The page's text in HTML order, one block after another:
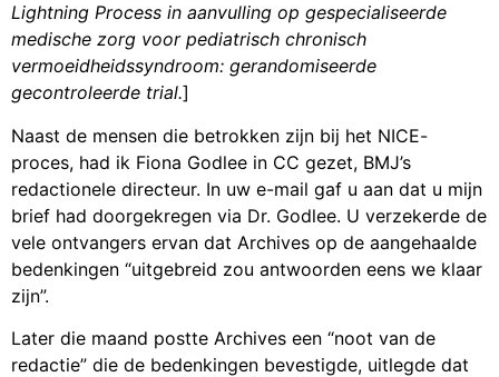
Lightning Process in aanvulling op gespecialiseerde
medische zorg voor pediatrisch chronisch
vermoeidheidssyndroom: gerandomiseerde
gecontroleerde trial.]
Naast de mensen die betrokken zijn bij het NICE-
proces, had ik Fiona Godlee in CC gezet, BMJ’s
redactionele directeur. In uw e-mail gaf u aan dat u mijn
brief had doorgekregen via Dr. Godlee. U verzekerde de
vele ontvangers ervan dat Archives op de aangehaalde
bedenkingen “uitgebreid zou antwoorden eens we klaar
zijn”.
Later die maand postte Archives een “noot van de
redactie” die de bedenkingen bevestigde, uitlegde dat